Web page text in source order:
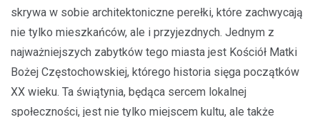
skrywa w sobie architektoniczne perełki, które zachwycają
nie tylko mieszkańców, ale i przyjezdnych. Jednym z
najważniejszych zabytków tego miasta jest Kościół Matki
Bożej Częstochowskiej, którego historia sięga początków
XX wieku. Ta świątynia, będąca sercem lokalnej
społeczności, jest nie tylko miejscem kultu, ale także